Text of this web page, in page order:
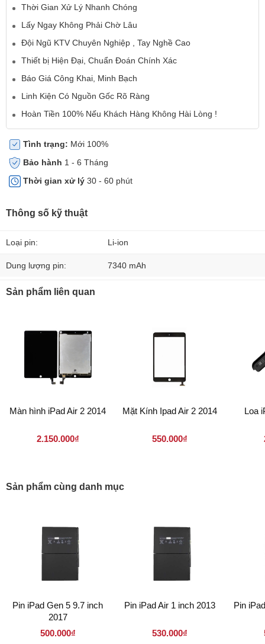
Thời Gian Xử Lý Nhanh Chóng
Lấy Ngay Không Phải Chờ Lâu
Đội Ngũ KTV Chuyên Nghiệp , Tay Nghề Cao
Thiết bị Hiện Đại, Chuẩn Đoán Chính Xác
Báo Giá Công Khai, Minh Bạch
Linh Kiện Có Nguồn Gốc Rõ Ràng
Hoàn Tiền 100% Nếu Khách Hàng Không Hài Lòng !
Tình trạng: Mới 100%
Bảo hành 1 - 6 Tháng
Thời gian xử lý 30 - 60 phút
Thông số kỹ thuật
Loại pin: Li-ion
Dung lượng pin: 7340 mAh
Sản phẩm liên quan
Màn hình iPad Air 2 2014
2.150.000₫
Mặt Kính Ipad Air 2 2014
550.000₫
Loa
Sản phẩm cùng danh mục
Pin iPad Gen 5 9.7 inch
2017
500.000₫
Pin iPad Air 1 inch 2013
530.000₫
Pin